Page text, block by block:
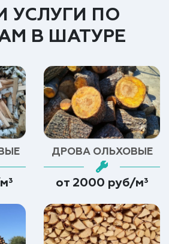
УСЛУГИ ПО
В ШАТУРЕ
ДРОВА ОЛЬХОВЫЕ
от 2000 руб/м³